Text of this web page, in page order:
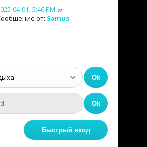
04-01, 5:46 PM
от: Samus